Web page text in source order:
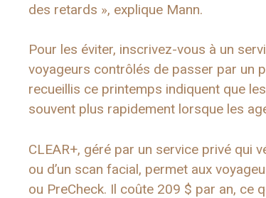
des retards », explique Mann.
Pour les éviter, inscrivez-vous à un
voyageurs contrôlés de passer par un
recueillis ce printemps indiquent que
souvent plus rapidement lorsque les
CLEAR+, géré par un service privé qui
ou d’un scan facial, permet aux
ou PreCheck. Il coûte 209 $ par an, ce